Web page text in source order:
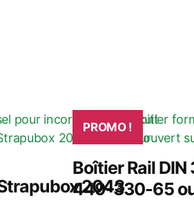
2043
PROMO !
Boîtier Rail DIN
449-330-65